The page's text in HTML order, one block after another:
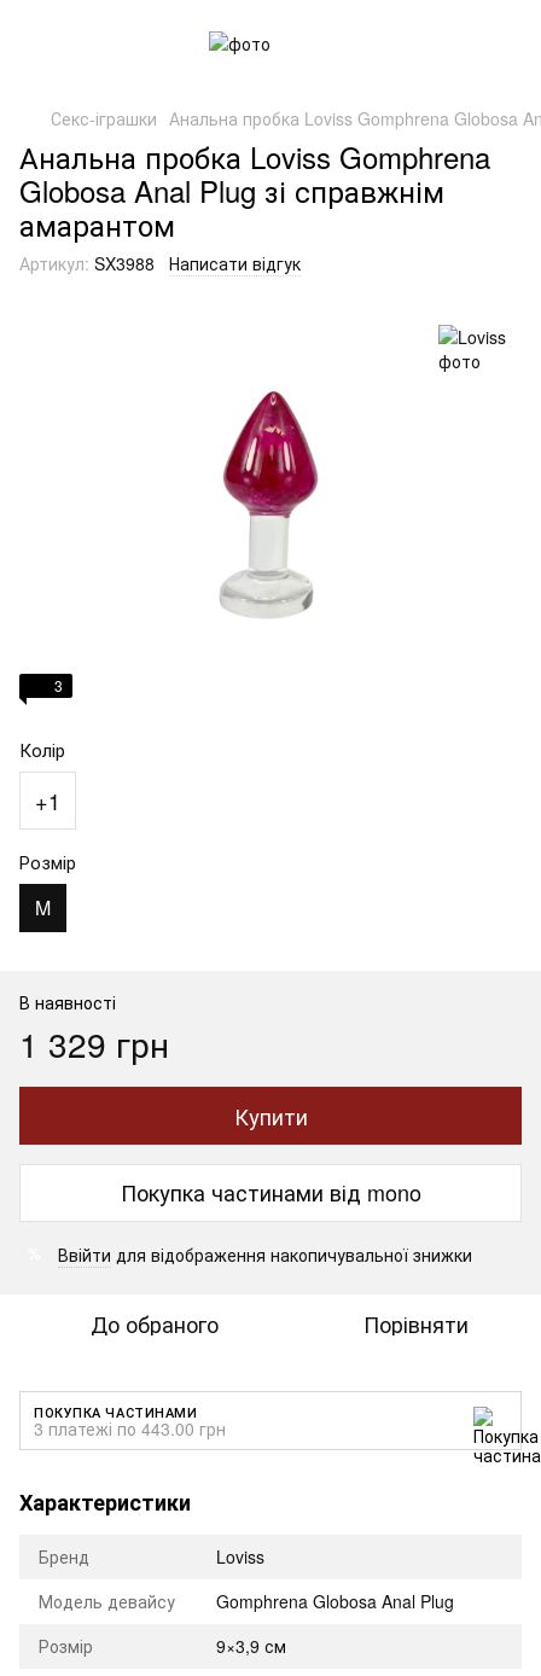
Секс-іграшки Анальна пробка Loviss Gomphrena Globosa
Анальна пробка Loviss Gomphrena
Globosa Anal Plug зі справжнім
амарантом
Артикул: SX3988 Написати відгук
3
Колір
+1
Розмір
M
В наявності
1 329 грн
Купити
Покупка частинами від mono
Ввійти для відображення накопичувальної знижки
До обраного Порівняти
ПОКУПКА ЧАСТИНАМИ
3 платежі по 443.00 грн
Характеристики
Бренд
Loviss
Модель девайсу
Gomphrena Globosa Anal Plug
Розмір
9×3,9 см